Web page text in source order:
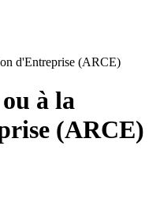
d'Entreprise (ARCE)
à la
(ARCE)